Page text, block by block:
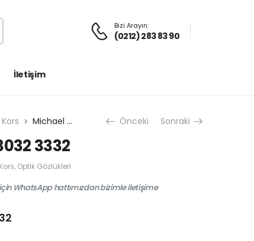
Bizi Arayın:
(0212) 283 83 90
İletişim
Michael Kors MK3032 3332 Önceki Sonraki
3332
, Optik Gözlükleri
WhatsApp hattımızdan bizimle iletişime